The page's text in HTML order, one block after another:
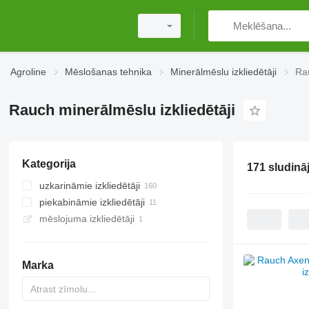
Agroline Mēslošanas tehnika Minerālmēslu izkliedētāji
Rauch minerālmēslu izkliedētāji
Kategorija
uzkarināmie izkliedētāji
piekabināmie izkliedētāji
mēslojuma izkliedētāji
Marka
171